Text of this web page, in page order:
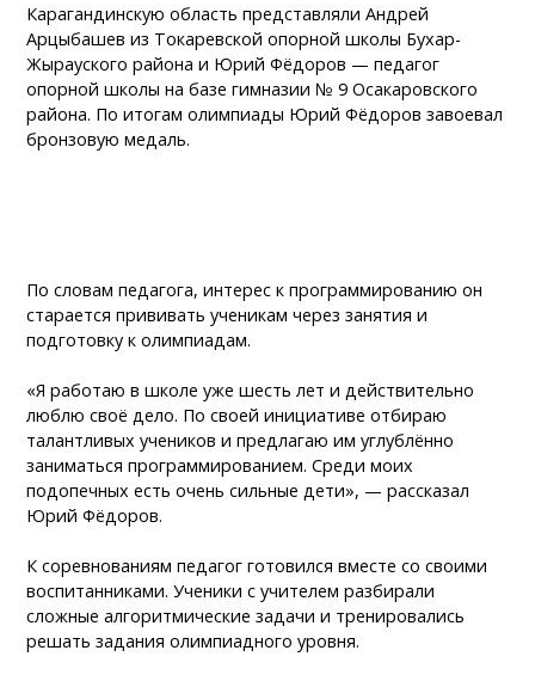
Карагандинскую область представляли Андрей
Арцыбашев из Токаревской опорной школы Бухар-
Жырауского района и Юрий Фёдоров — педагог
опорной школы на базе гимназии № 9 Осакаровского
района. По итогам олимпиады Юрий Фёдоров завоевал
бронзовую медаль.
По словам педагога, интерес к программированию он
старается прививать ученикам через занятия и
подготовку к олимпиадам.
«Я работаю в школе уже шесть лет и действительно
люблю своё дело. По своей инициативе отбираю
талантливых учеников и предлагаю им углублённо
заниматься программированием. Среди моих
подопечных есть очень сильные дети», — рассказал
Юрий Фёдоров.
К соревнованиям педагог готовился вместе со своими
воспитанниками. Ученики с учителем разбирали
сложные алгоритмические задачи и тренировались
решать задания олимпиадного уровня.